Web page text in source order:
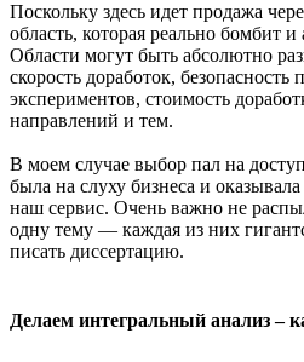
Поскольку здесь идет продажа
область, которая реально бомбит
Области могут быть абсолютно
скорость доработок,
экспериментов, стоимость
направлений и тем.
В моем случае выбор пал на
была на слуху бизнеса и
наш сервис. Очень важно не
одну тему — каждая из них
писать диссертацию.
Делаем интегральный анализ –